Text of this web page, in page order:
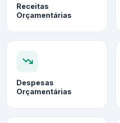
Receitas
Orçamentárias
Despesas
Orçamentárias